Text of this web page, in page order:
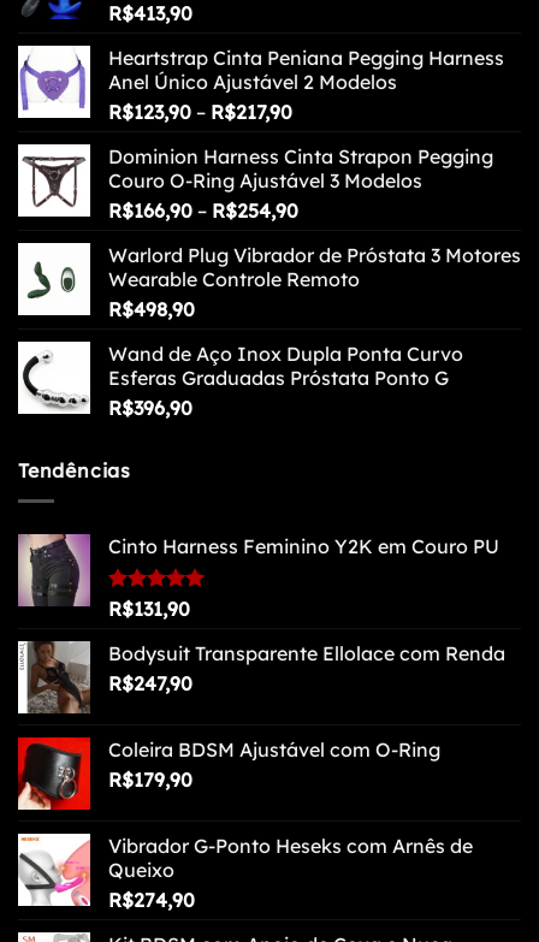
R$413,90
Heartstrap Cinta Peniana Pegging Harness
Anel Único Ajustável 2 Modelos
R$123,90 – R$217,90Faixa
preço:
R$123,90
através
Dominion Harness Cinta Strapon Pegging
Couro O-Ring Ajustável 3 Modelos
R$166,90 – R$254,90Faixa
preço:
R$166,90
Warlord Plug Vibrador de Próstata 3 Motores
Wearable Controle Remoto
R$498,90
Wand de Aço Inox Dupla Ponta Curvo
Esferas Graduadas Próstata Ponto G
R$396,90
Tendências
Cinto Harness Feminino Y2K em Couro PU
Avaliação
de 5
R$131,90
Bodysuit Transparente Ellolace com Renda
R$247,90
Coleira BDSM Ajustável com O-Ring
R$179,90
Vibrador G-Ponto Heseks com Arnês de
Queixo
R$274,90